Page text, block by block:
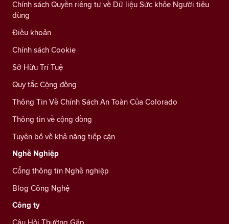
Chính sách Quyền riêng tư về Dữ liệu Sức khỏe Người tiêu
dùng
Điều khoản
Chính sách Cookie
Sở Hữu Trí Tuệ
Quy tắc Cộng đồng
Thông Tin Về Chính Sách An Toàn Của Colorado
Thông tin về cộng đồng
Tuyên bố về khả năng tiếp cận
Nghề Nghiệp
Cổng thông tin Nghề nghiệp
Blog Công Nghệ
Công ty